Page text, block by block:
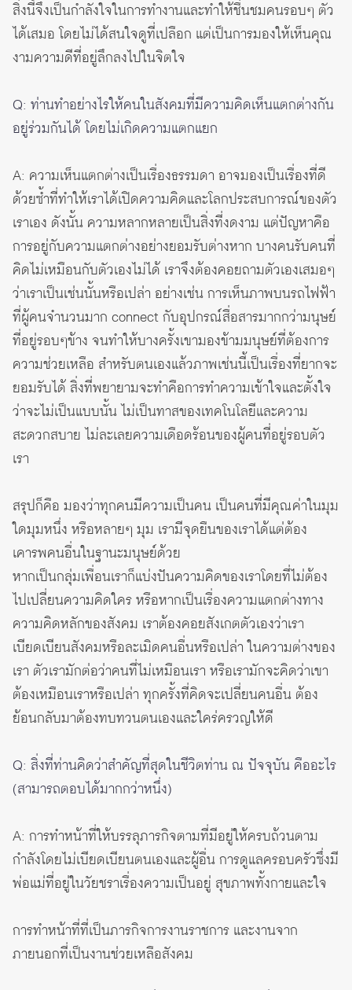
สิ่งนี้จึงเป็นกำลังใจในการทำงานและทำให้ชื่นชมคนรอบๆ ตัว
ได้เสมอ โดยไม่ได้สนใจดูที่เปลือก แต่เป็นการมองให้เห็นคุณ
งามความดีที่อยู่ลึกลงไปในจิตใจ
Q: ท่านทำอย่างไรให้คนในสังคมที่มีความคิดเห็นแตกต่างกัน
อยู่ร่วมกันได้ โดยไม่เกิดความแตกแยก
A: ความเห็นแตกต่างเป็นเรื่องธรรมดา อาจมองเป็นเรื่องที่ดี
ด้วยซ้ำที่ทำให้เราได้เปิดความคิดและโลกประสบการณ์ของตัว
เราเอง ดังนั้น ความหลากหลายเป็นสิ่งที่งดงาม แต่ปัญหาคือ
การอยู่กับความแตกต่างอย่างยอมรับต่างหาก บางคนรับคนที่
คิดไม่เหมือนกับตัวเองไม่ได้ เราจึงต้องคอยถามตัวเองเสมอๆ
ว่าเราเป็นเช่นนั้นหรือเปล่า อย่างเช่น การเห็นภาพบนรถไฟฟ้า
ที่ผู้คนจำนวนมาก connect กับอุปกรณ์สื่อสารมากกว่ามนุษย์
ที่อยู่รอบๆข้าง จนทำให้บางครั้งเขามองข้ามมนุษย์ที่ต้องการ
ความช่วยเหลือ สำหรับตนเองแล้วภาพเช่นนี้เป็นเรื่องที่ยากจะ
ยอมรับได้ สิ่งที่พยายามจะทำคือการทำความเข้าใจและตั้งใจ
ว่าจะไม่เป็นแบบนั้น ไม่เป็นทาสของเทคโนโลยีและความ
สะดวกสบาย ไม่ละเลยความเดือดร้อนของผู้คนที่อยู่รอบตัว
เรา
สรุปก็คือ มองว่าทุกคนมีความเป็นคน เป็นคนที่มีคุณค่าในมุม
ใดมุมหนึ่ง หรือหลายๆ มุม เรามีจุดยืนของเราได้แต่ต้อง
เคารพคนอื่นในฐานะมนุษย์ด้วย
หากเป็นกลุ่มเพื่อนเราก็แบ่งปันความคิดของเราโดยที่ไม่ต้อง
ไปเปลี่ยนความคิดใคร หรือหากเป็นเรื่องความแตกต่างทาง
ความคิดหลักของสังคม เราต้องคอยสังเกตตัวเองว่าเรา
เบียดเบียนสังคมหรือละเมิดคนอื่นหรือเปล่า ในความต่างของ
เรา ตัวเรามักต่อว่าคนที่ไม่เหมือนเรา หรือเรามักจะคิดว่าเขา
ต้องเหมือนเราหรือเปล่า ทุกครั้งที่คิดจะเปลี่ยนคนอื่น ต้อง
ย้อนกลับมาต้องทบทวนตนเองและใคร่ครวญให้ดี
Q: สิ่งที่ท่านคิดว่าสำคัญที่สุดในชีวิตท่าน ณ ปัจจุบัน คืออะไร
(สามารถตอบได้มากกว่าหนึ่ง)
A: การทำหน้าที่ให้บรรลุภารกิจตามที่มีอยู่ให้ครบถ้วนตาม
กำลังโดยไม่เบียดเบียนตนเองและผู้อื่น การดูแลครอบครัวซึ่งมี
พ่อแม่ที่อยู่ในวัยชราเรื่องความเป็นอยู่ สุขภาพทั้งกายและใจ
การทำหน้าที่ที่เป็นภารกิจการงานราชการ และงานจาก
ภายนอกที่เป็นงานช่วยเหลือสังคม